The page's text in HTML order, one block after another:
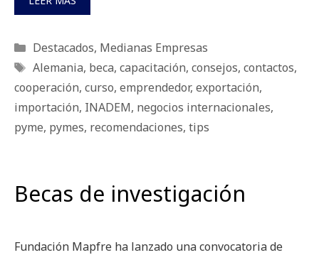
Categorías
Destacados, Medianas Empresas
Etiquetas
Alemania, beca, capacitación, consejos, contactos,
cooperación, curso, emprendedor, exportación,
importación, INADEM, negocios internacionales,
pyme, pymes, recomendaciones, tips
Becas de investigación
Fundación Mapfre ha lanzado una convocatoria de